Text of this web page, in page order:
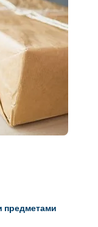
предметами